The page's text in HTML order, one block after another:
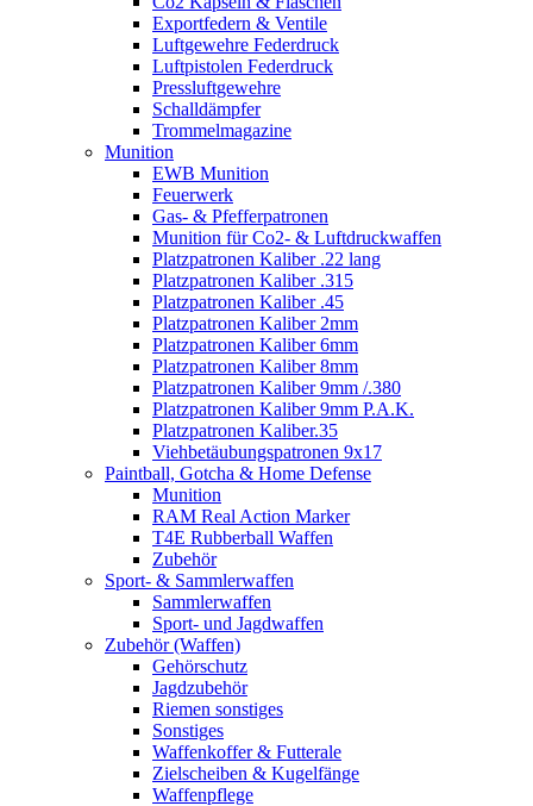
Exportfedern & Ventile
Luftgewehre Federdruck
Luftpistolen Federdruck
Pressluftgewehre
Schalldämpfer
Trommelmagazine
Munition
EWB Munition
Feuerwerk
Gas- & Pfefferpatronen
Munition für Co2- & Luftdruckwaffen
Platzpatronen Kaliber .22 lang
Platzpatronen Kaliber .315
Platzpatronen Kaliber .45
Platzpatronen Kaliber 2mm
Platzpatronen Kaliber 6mm
Platzpatronen Kaliber 8mm
Platzpatronen Kaliber 9mm /.380
Platzpatronen Kaliber 9mm P.A.K.
Platzpatronen Kaliber.35
Viehbetäubungspatronen 9x17
Paintball, Gotcha & Home Defense
Munition
RAM Real Action Marker
T4E Rubberball Waffen
Zubehör
Sport- & Sammlerwaffen
Sammlerwaffen
Sport- und Jagdwaffen
Zubehör (Waffen)
Gehörschutz
Jagdzubehör
Riemen sonstiges
Sonstiges
Waffenkoffer & Futterale
Zielscheiben & Kugelfänge
Waffenpflege